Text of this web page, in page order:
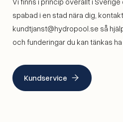
spabad i en stad nära dig,
kundtjanst@hydropool.se så
och funderingar du kan tänkas
Kundservice